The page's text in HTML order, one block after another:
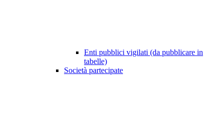
Enti pubblici vigilati (da pubblicare in
tabelle)
Società partecipate